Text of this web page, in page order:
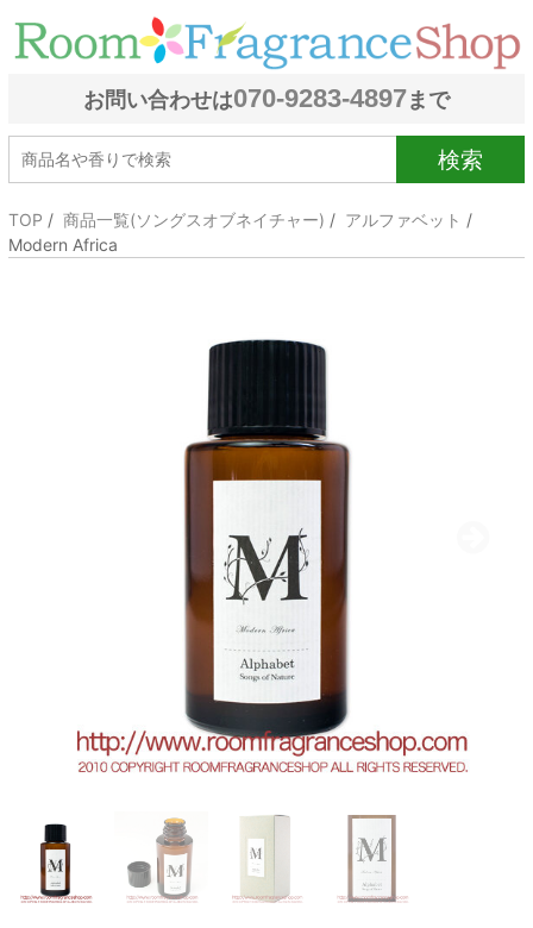
お問い合わせは070-9283-4897まで
検索
TOP / 商品一覧(ソングスオブネイチャー) / アルファベット /
Modern Africa